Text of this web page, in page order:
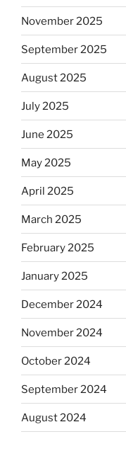
November 2025
September 2025
August 2025
July 2025
June 2025
May 2025
April 2025
March 2025
February 2025
January 2025
December 2024
November 2024
October 2024
September 2024
August 2024